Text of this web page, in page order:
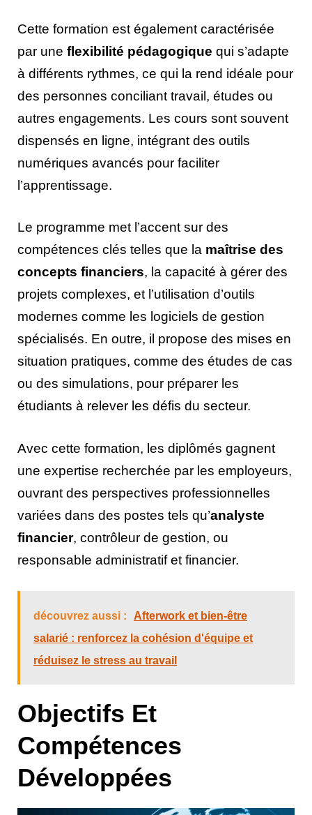
Cette formation est également caractérisée
par une flexibilité pédagogique qui s’adapte
à différents rythmes, ce qui la rend idéale pour
des personnes conciliant travail, études ou
autres engagements. Les cours sont souvent
dispensés en ligne, intégrant des outils
numériques avancés pour faciliter
l’apprentissage.
Le programme met l’accent sur des
compétences clés telles que la maîtrise des
concepts financiers, la capacité à gérer des
projets complexes, et l’utilisation d’outils
modernes comme les logiciels de gestion
spécialisés. En outre, il propose des mises en
situation pratiques, comme des études de cas
ou des simulations, pour préparer les
étudiants à relever les défis du secteur.
Avec cette formation, les diplômés gagnent
une expertise recherchée par les employeurs,
ouvrant des perspectives professionnelles
variées dans des postes tels qu’analyste
financier, contrôleur de gestion, ou
responsable administratif et financier.
découvrez aussi :
Afterwork et bien-être
salarié : renforcez la cohésion d'équipe et
réduisez le stress au travail
Objectifs Et
Compétences
Développées